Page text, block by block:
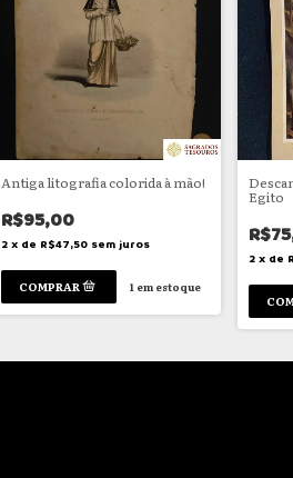
Antiga litografia colorida à mão!
R$95,00
2 x de R$47,50 sem juros
1em estoque
Egito
2 x de